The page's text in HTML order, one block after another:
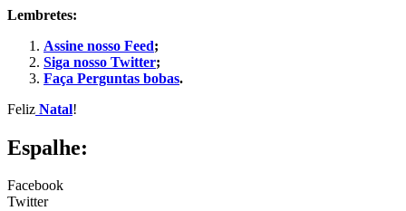
Lembretes:
Assine nosso Feed;
Siga nosso Twitter;
Faça Perguntas bobas.
Feliz Natal!
Espalhe:
Facebook
Twitter